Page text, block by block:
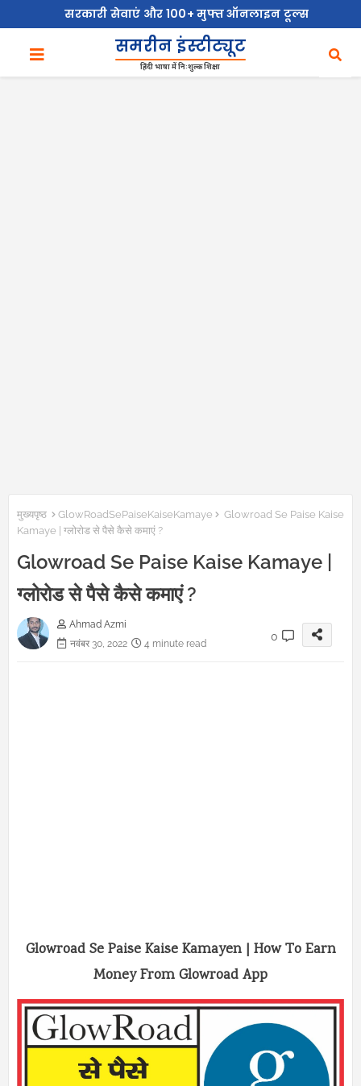
सरकारी सेवाएं और 100+ मुफ्त ऑनलाइन टूल्स
समरीन इंस्टीट्यूट
हिंदी भाषा में निःशुल्क शिक्षा
मुख्यपृष्ठ GlowRoadSePaiseKaiseKamaye
Glowroad Se Paise Kaise
Kamaye | ग्लोरोड से पैसे कैसे कमाएं ?
Glowroad Se Paise Kaise Kamaye |
ग्लोरोड से पैसे कैसे कमाएं ?
Ahmad Azmi
नवंबर 30, 2022
4 minute read
0
Glowroad Se Paise Kaise Kamayen | How To Earn
Money From Glowroad App